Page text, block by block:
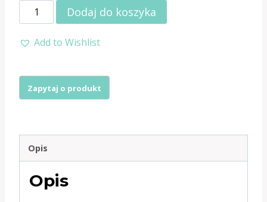
ilość
Worki
foliowe
klejem
opak.
500szt.
WF148
Dodaj do koszyka
Add to Wishlist
Opis
Opis